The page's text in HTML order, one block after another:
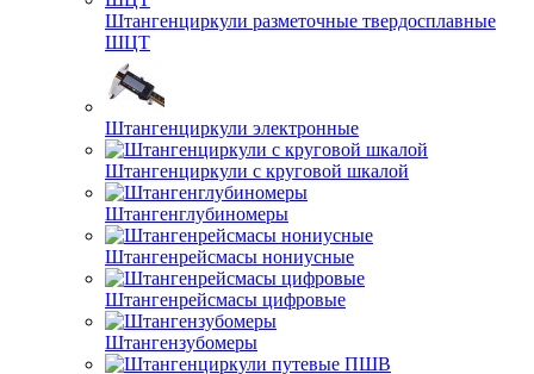
Штангенциркули разметочные твердосплавные
ШЦТ
Штангенциркули электронные
Штангенциркули с круговой шкалой
Штангенглубиномеры
Штангенрейсмасы нониусные
Штангенрейсмасы цифровые
Штангензубомеры